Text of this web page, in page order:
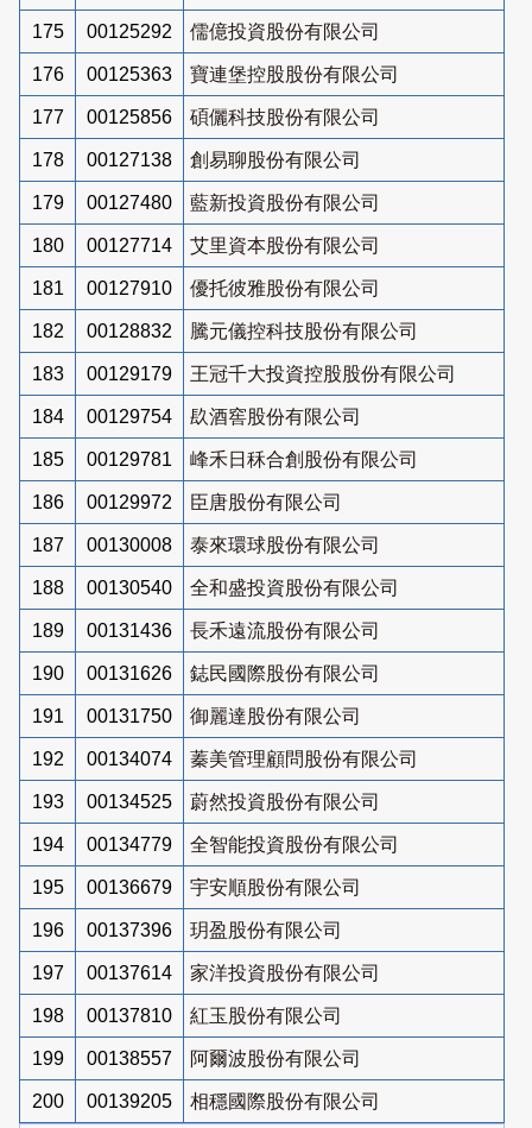
175 00125292 儒億投資股份有限公司
176 00125363 寶連堡控股股份有限公司
177 00125856 碩儷科技股份有限公司
178 00127138 創易聊股份有限公司
179 00127480 藍新投資股份有限公司
180 00127714 艾里資本股份有限公司
181 00127910 優托彼雅股份有限公司
182 00128832 騰元儀控科技股份有限公司
183 00129179 王冠千大投資控股股份有限公司
184 00129754 镹酒窖股份有限公司
185 00129781 峰禾日秝合創股份有限公司
186 00129972 臣唐股份有限公司
187 00130008 泰來環球股份有限公司
188 00130540 全和盛投資股份有限公司
189 00131436 長禾遠流股份有限公司
190 00131626 鋕民國際股份有限公司
191 00131750 御麗達股份有限公司
192 00134074 蓁美管理顧問股份有限公司
193 00134525 蔚然投資股份有限公司
194 00134779 全智能投資股份有限公司
195 00136679 宇安順股份有限公司
196 00137396 玥盈股份有限公司
197 00137614 家洋投資股份有限公司
198 00137810 紅玉股份有限公司
199 00138557 阿爾波股份有限公司
200 00139205
相穩國際股份有限公司